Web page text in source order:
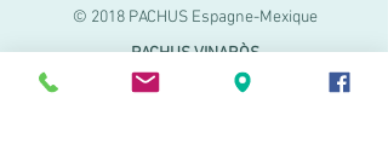
© 2018 PACHUS Espagne-Mexique
PACHUS VINARÒS